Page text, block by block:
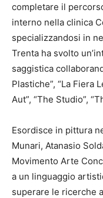
completare il
interno nella clinica
specializzandosi in
Trenta ha svolto
saggistica
Plastiche”, “La Fiera
Aut”, “The Studio”,
Esordisce in pittura
Munari, Atanasio
Movimento Arte
a un linguaggio
superare le ricerche